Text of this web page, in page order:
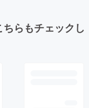
らもチェックし